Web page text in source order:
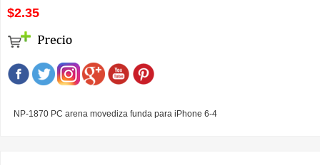
$2.35
NP-1870 PC arena movediza funda para iPhone 6-4